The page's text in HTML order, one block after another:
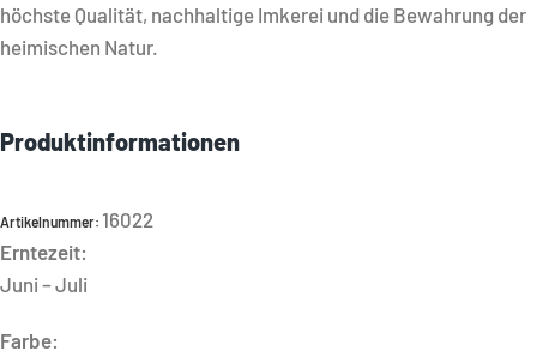
höchste Qualität, nachhaltige Imkerei und die Bewahrung der
heimischen Natur.
Produktinformationen
Artikelnummer: 16022
Erntezeit:
Juni – Juli
Farbe: